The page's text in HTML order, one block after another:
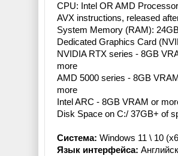
CPU: Intel OR AMD
AVX instructions, released
System Memory (RAM):
Dedicated Graphics Card
NVIDIA RTX series - 8GB
more
AMD 5000 series - 8GB
more
Intel ARC - 8GB VRAM or
Disk Space on C:/ 37GB+ of
Система: Windows 11 \ 10
Язык интерфейса: